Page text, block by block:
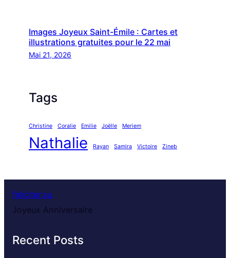
Images Joyeux Saint-Émile : Cartes et
illustrations gratuites pour le 22 mai
Mai 21, 2026
Tags
Christine Coralie Emilie Joëlle Meriem
Nathalie Rayan Samira Victoire Zineb
feliciter.su
Joyeux Anniversaire
Recent Posts